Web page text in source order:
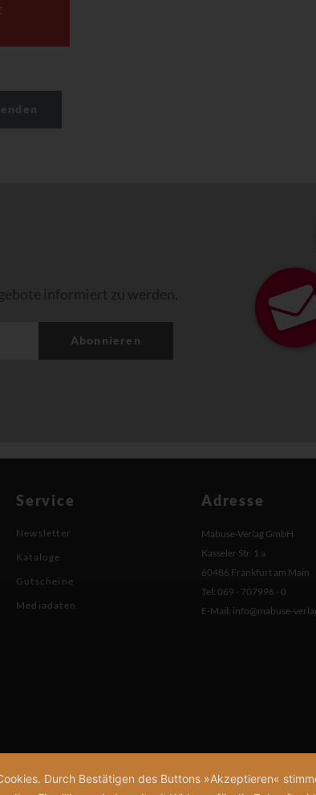
informiert zu werden.
Abonnieren
Service
Newsletter
Kataloge
Gutscheine
Mediadaten
Adresse
Mabuse-Verlag GmbH
Kasseler Str. 1 a
60486 Frankfurt am Main
Tel: 069 - 707996 - 0
E-Mail: info@mabuse-
Durch Bestätigen des Buttons »Akzeptieren«